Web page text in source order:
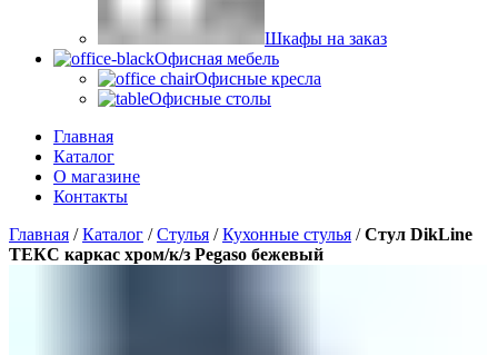
Шкафы на заказ
Офисная мебель
Офисные кресла
Офисные столы
Главная
Каталог
О магазине
Контакты
Главная /Каталог /Стулья /Кухонные стулья /Стул DikLine
ТЕКС каркас хром/к/з Pegaso бежевый